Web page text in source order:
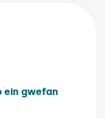
ein gwefan